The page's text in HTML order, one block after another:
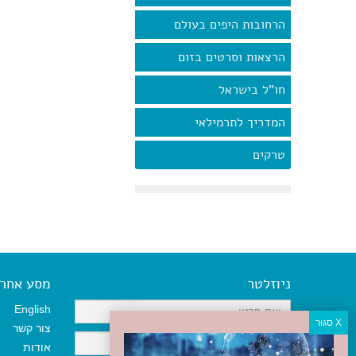
הרחובות היפים בעולם
הרצאות וסרטים בזום
חו"ל בישראל
המדריך לתרמילאי
טרקים
ניוזלטר מסע אחר
English
צור קשר
אודות